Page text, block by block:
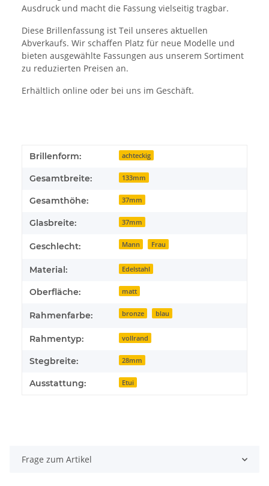
Ausdruck und macht die Fassung vielseitig tragbar.
Diese Brillenfassung ist Teil unseres aktuellen
Abverkaufs. Wir schaffen Platz für neue Modelle und
bieten ausgewählte Fassungen aus unserem Sortiment
zu reduzierten Preisen an.
Erhältlich online oder bei uns im Geschäft.
Brillenform: achteckig
Gesamtbreite: 133mm
Gesamthöhe: 37mm
Glasbreite: 37mm
Geschlecht: Mann Frau
Material: Edelstahl
Oberfläche: matt
Rahmenfarbe: bronze blau
Rahmentyp: vollrand
Stegbreite: 28mm
Ausstattung: Etui
Frage zum Artikel